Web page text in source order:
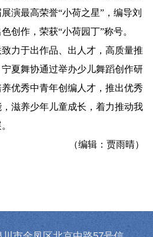
演最高荣誉“小荷之星”，编导刘
创作，荣获“小荷园丁”称号。
于出作品、出人才，高质量推
夏舞协通过举办少儿舞蹈创作研
优秀中青年创编人才，推出优秀
滋养少年儿童成长，着力推动我
（编辑：贾雨晴）